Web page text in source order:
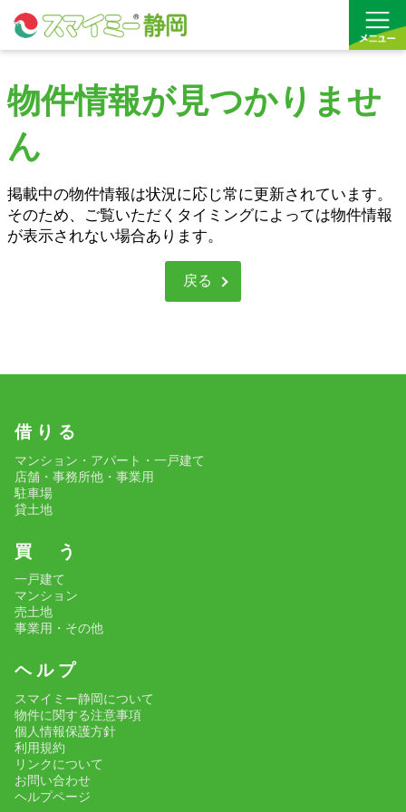
借りる
買う
お気に入り
沿線から探す(借りる)
物件情報が見つかりませ
ん
掲載中の物件情報は状況に応じ常に更新されています。
そのため、ご覧いただくタイミングによっては物件情報
が表示されない場合あります。
戻る
借 り る
マンション・アパート・一戸建て
店舗・事務所他・事業用
駐車場
貸土地
買 う
一戸建て
マンション
売土地
事業用・その他
ヘ ル プ
スマイミー静岡について
物件に関する注意事項
個人情報保護方針
利用規約
リンクについて
お問い合わせ
ヘルプページ